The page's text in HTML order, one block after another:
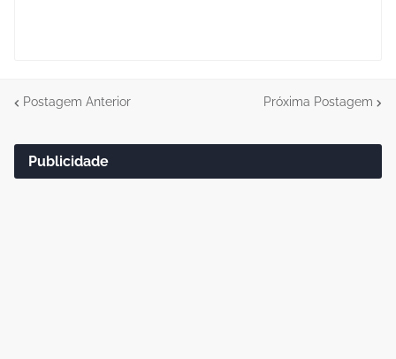
Postagem Anterior Próxima Postagem
Publicidade